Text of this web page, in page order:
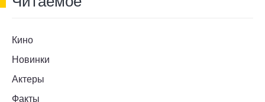
Кино
Новинки
Актеры
Факты